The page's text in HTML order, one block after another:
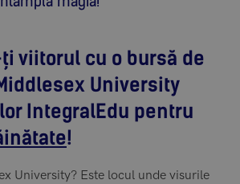
viitorul cu o bursă de
University
IntegralEdu pentru
!
University? Este locul unde visurile